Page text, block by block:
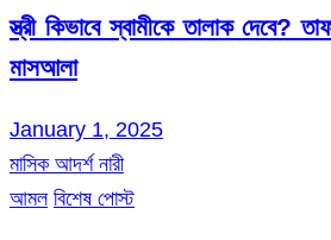
স্ত্রী কিভাবে স্বামীকে তালাক দেবে?
মাসআলা
January 1, 2025
মাসিক আদর্শ নারী
আমল বিশেষ পোস্ট